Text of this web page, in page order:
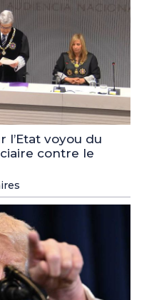
l’Etat voyou du
contre le